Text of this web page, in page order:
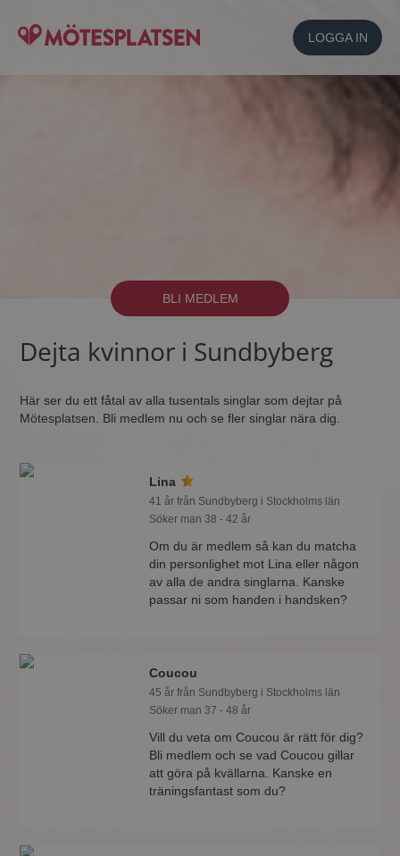
LOGGA IN
BLI MEDLEM
Dejta kvinnor i Sundbyberg
Här ser du ett fåtal av alla tusentals singlar som dejtar på
Mötesplatsen. Bli medlem nu och se fler singlar nära dig.
Lina
41 år från Sundbyberg i Stockholms län
Söker man 38 - 42 år
Om du är medlem så kan du matcha
din personlighet mot Lina eller någon
av alla de andra singlarna. Kanske
passar ni som handen i handsken?
Coucou
45 år från Sundbyberg i Stockholms län
Söker man 37 - 48 år
Vill du veta om Coucou är rätt för dig?
Bli medlem och se vad Coucou gillar
att göra på kvällarna. Kanske en
träningsfantast som du?